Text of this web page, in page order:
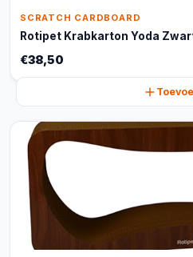
SCRATCH CARDBOARD
Rotipet Krabkarton Yoda
€38,50